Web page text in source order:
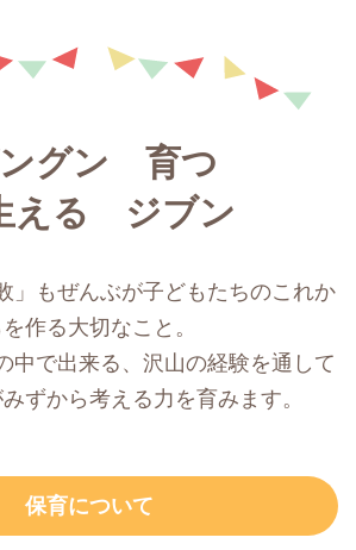
グン 育つ
える ジブン
」もぜんぶが子どもたちのこれか
を作る大切なこと。
中で出来る、沢山の経験を通して
ずから考える力を育みます。
保育について